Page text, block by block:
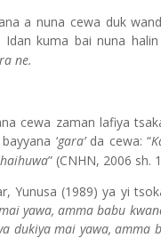
a nuna cewa duk
kuma bai nuna
ne.
cewa zaman lafiya
‘gara’da cewa: “
” (CNHN, 2006 sh.
Yunusa (1989) ya yi
yawa, amma babu
dukiya mai yawa,